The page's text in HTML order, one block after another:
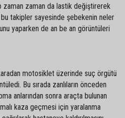
zaman zaman da lastik değiştirerek
takipler sayesinde şebekenin neler
yaparken de an be an görüntüleri
motosiklet üzerinde suç örgütü
Bu sırada zanlıların önceden
anlarından sonra araçta bulunan
kaza geçmesi için yaralanma